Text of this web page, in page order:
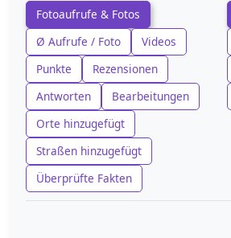
Fotoaufrufe & Fotos
Ø Aufrufe / Foto
Videos
Punkte
Rezensionen
Antworten
Bearbeitungen
Orte hinzugefügt
Straßen hinzugefügt
Überprüfte Fakten